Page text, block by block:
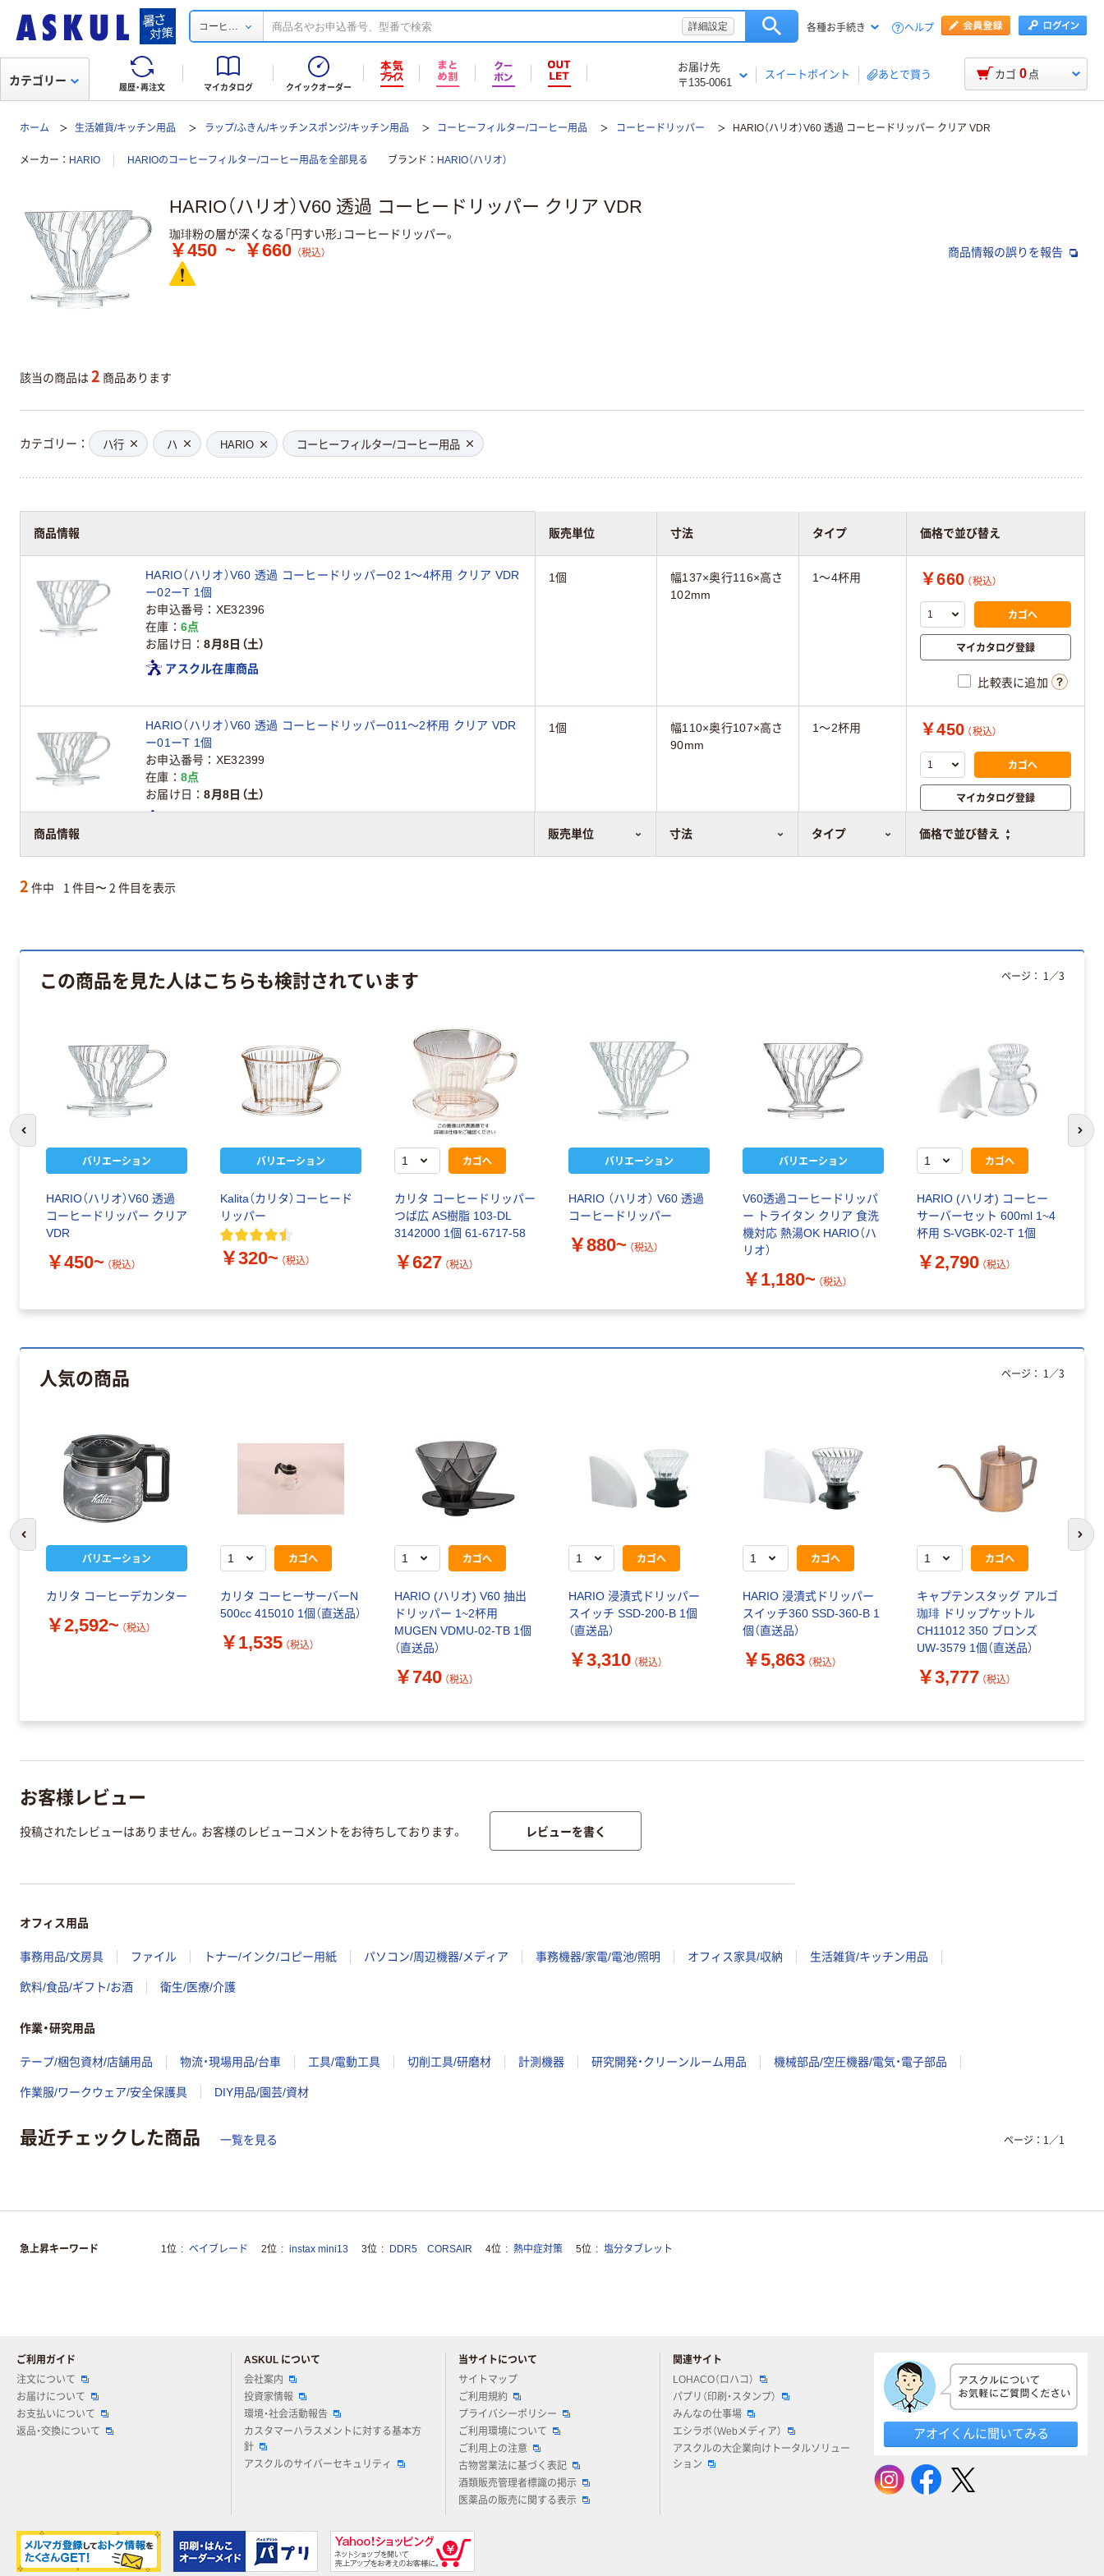
コーヒ ... 詳細設定 各種お手続き ヘルプ
履歴・再注文 マイカタログ クイックオーダー
お届け先
〒135-0061
スイートポイント あとで買う
カテゴリー カゴ 0 点
ホーム 生活雑貨/キッチン用品 ラップ/ふきん/キッチンスポンジ/キッチン用品 コーヒーフィルター/コーヒー用品 コーヒードリッパー HARIO（ハリオ）V60 透過 コーヒードリッパー クリア VDR
メーカー HARIO HARIOのコーヒーフィルター/コーヒー用品を全部見る ブランド HARIO（ハリオ）
HARIO（ハリオ）V60 透過 コーヒードリッパー クリア VDR
珈琲粉の層が深くなる「円すい形」コーヒードリッパー。
￥450 ~ ￥660 （税込） 商品情報の誤りを報告
該当の商品は 2 商品あります
カテゴリー ハ行 ハ HARIO コーヒーフィルター/コーヒー用品
商品情報 販売単位 寸法 タイプ 価格で並び替え
商品情報 販売単位 寸法 タイプ 価格で並び替え
HARIO（ハリオ）V60 透過 コーヒードリッパー02 1～4杯用 クリア VDR
ー02ーT 1個
お申込番号
XE32396
在庫
6点
お届け日
8月8日（土）
アスクル在庫商品
1個
幅137×奥行116×高さ
102mm
1～4杯用 ￥660 （税込）
カゴへ
マイカタログ登録
比較表に追加
HARIO（ハリオ）V60 透過 コーヒードリッパー011～2杯用 クリア VDR
ー01ーT 1個
お申込番号
XE32399
在庫
8点
お届け日
8月8日（土）
1個
幅110×奥行107×高さ
90mm
1～2杯用 ￥450 （税込）
カゴへ
マイカタログ登録
比較表に追加
2 件中 1 件目〜 2 件目を表示
この商品を見た人はこちらも検討されています
バリエーション
HARIO（ハリオ）V60 透過
コーヒードリッパー クリア
VDR
￥450~ （税込）
バリエーション
Kalita（カリタ）コーヒード
リッパー
￥320~ （税込）
カゴへ
カリタ コーヒードリッパー
つば広 AS樹脂 103-DL
3142000 1個 61-6717-58
￥627 （税込）
バリエーション
HARIO （ハリオ） V60 透過
コーヒードリッパー
￥880~ （税込）
バリエーション
V60透過コーヒードリッパ
ー トライタン クリア 食洗
機対応 熱湯OK HARIO（ハ
リオ）
￥1,180~ （税込）
カゴへ
HARIO (ハリオ) コーヒー
サーバーセット 600ml 1~4
杯用 S-VGBK-02-T 1個
￥2,790 （税込）
ページ： 1 ／3
次
人気の商品
バリエーション
カリタ コーヒーデカンター
￥2,592~ （税込）
カゴへ
カリタ コーヒーサーバーN
500cc 415010 1個（直送品）
￥1,535 （税込）
カゴへ
HARIO (ハリオ) V60 抽出
ドリッパー 1~2杯用
MUGEN VDMU-02-TB 1個
（直送品）
￥740 （税込）
カゴへ
HARIO 浸漬式ドリッパー
スイッチ SSD-200-B 1個
（直送品）
￥3,310 （税込）
カゴへ
HARIO 浸漬式ドリッパー
スイッチ360 SSD-360-B 1
個（直送品）
￥5,863 （税込）
カゴへ
キャプテンスタッグ アルゴ
珈琲 ドリップケットル
CH11012 350 ブロンズ
UW-3579 1個（直送品）
￥3,777 （税込）
ページ： 1 ／3
前のスライドへ 次
お客様レビュー
投稿されたレビューはありません。お客様のレビューコメントをお待ちしております。 レビューを書く
オフィス用品
事務用品/文房具 ファイル トナー/インク/コピー用紙 パソコン/周辺機器/メディア 事務機器/家電/電池/照明 オフィス家具/収納 生活雑貨/キッチン用品
飲料/食品/ギフト/お酒 衛生/医療/介護
作業・研究用品
テープ/梱包資材/店舗用品 物流・現場用品/台車 工具/電動工具 切削工具/研磨材 計測機器 研究開発・クリーンルーム用品 機械部品/空圧機器/電気・電子部品
作業服/ワークウェア/安全保護具 DIY用品/園芸/資材
最近チェックした商品 一覧を見る ページ： 1 ／1
急上昇キーワード 1位 ベイブレード 2位 instax mini13 3位 DDR5 CORSAIR 4位 熱中症対策 5位 塩分タブレット
ご利用ガイド
注文について
お届けについて
お支払いについて
返品・交換について
ASKUL について
会社案内
投資家情報
環境・社会活動報告
カスタマーハラスメントに対する基本方
針
アスクルのサイバーセキュリティ
当サイトについて
サイトマップ
ご利用規約
プライバシーポリシー
ご利用環境について
ご利用上の注意
古物営業法に基づく表記
酒類販売管理者標識の掲示
医薬品の販売に関する表示
関連サイト
LOHACO（ロハコ）
パプリ（印刷・スタンプ）
みんなの仕事場
エシラボ（Webメディア）
アスクルの大企業向けトータルソリュー
ション
アオイくんに聞いてみる